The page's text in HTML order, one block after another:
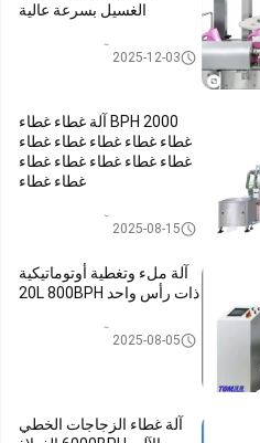
الغسيل بسرعة عالية
2025-12-03
2000 BPH آلة غطاء غطاء
غطاء غطاء غطاء غطاء غطاء
غطاء غطاء غطاء غطاء غطاء
غطاء غطاء
2025-08-15
آلة ملء وتغطية أوتوماتيكية
ذات رأس واحد 20L 800BPH
2025-08-05
آلة غطاء الزجاجات الخطي